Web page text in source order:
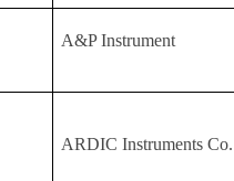
A&P Instrument
ARDIC Instruments Co.